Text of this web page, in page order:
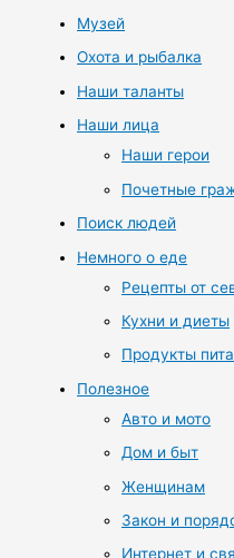
Музей
Охота и рыбалка
Наши таланты
Наши лица
Наши герои
Почетные
Поиск людей
Немного о еде
Рецепты от
Кухни и диеты
Продукты
Полезное
Авто и мото
Дом и быт
Женщинам
Закон и
Интернет и